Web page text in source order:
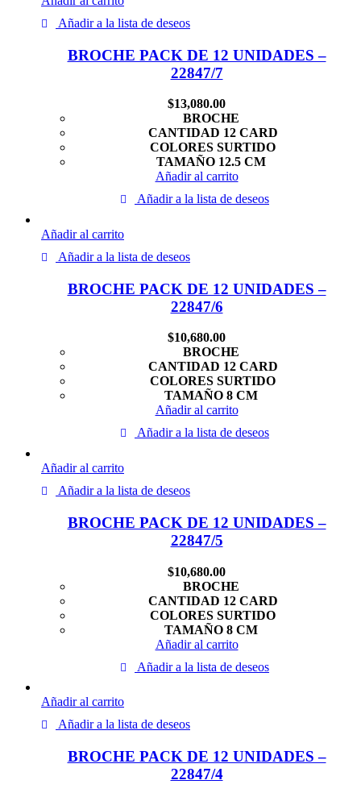
Añadir a la lista de deseos
BROCHE PACK DE 12 UNIDADES –
22847/7
$13,080.00
BROCHE
CANTIDAD 12 CARD
COLORES SURTIDO
TAMAÑO 12.5 CM
Añadir al carrito
Añadir a la lista de deseos
Añadir al carrito
Añadir a la lista de deseos
BROCHE PACK DE 12 UNIDADES –
22847/6
$10,680.00
BROCHE
CANTIDAD 12 CARD
COLORES SURTIDO
TAMAÑO 8 CM
Añadir al carrito
Añadir a la lista de deseos
Añadir al carrito
Añadir a la lista de deseos
BROCHE PACK DE 12 UNIDADES –
22847/5
$10,680.00
BROCHE
CANTIDAD 12 CARD
COLORES SURTIDO
TAMAÑO 8 CM
Añadir al carrito
Añadir a la lista de deseos
Añadir al carrito
Añadir a la lista de deseos
BROCHE PACK DE 12 UNIDADES –
22847/4